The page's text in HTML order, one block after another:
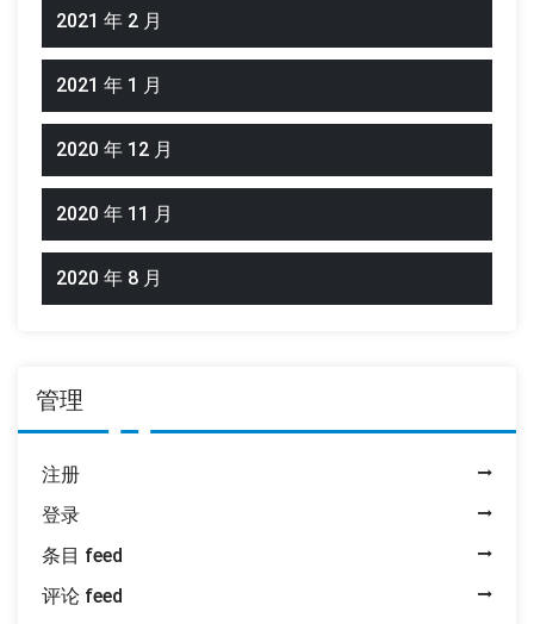
2021 年 2 月
2021 年 1 月
2020 年 12 月
2020 年 11 月
2020 年 8 月
管理
注册
登录
条目 feed
评论 feed